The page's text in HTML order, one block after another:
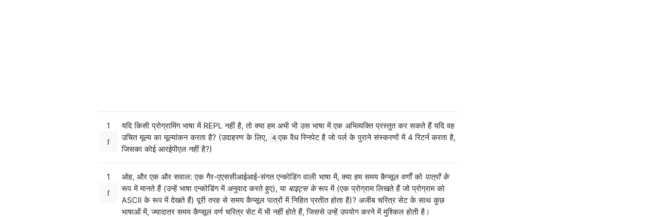
1
यदि किसी प्रोग्रामिंग भाषा में REPL नहीं है, तो क्या हम अभी भी उस भाषा में एक अभिव्यक्ति प्रस्तुत कर सकते हैं यदि वह
उचित मूल्य का मूल्यांकन करता है? (उदाहरण के लिए,
4 एक वैध स्निपेट है जो पर्ल के पुराने संस्करणों में 4 रिटर्न करता है,
जिसका कोई आरईपीएल नहीं है?)
1 ओह, और एक और सवाल: एक गैर-एएससीआईआई-संगत एन्कोडिंग वाली भाषा में, क्या हम समय कैप्सूल वर्णों को पात्रों के
रूप में मानते हैं (उन्हें भाषा एन्कोडिंग में अनुवाद करते हुए), या बाइट्स केरूप में (एक प्रोग्राम लिखते हैं जो प्रोग्राम को
ASCII के रूप में देखते हैं) पूरी तरह से समय कैप्सूल पात्रों में निहित प्रतीत होता है)? अजीब चरित्र सेट के साथ कुछ
भाषाओं में, ज्यादातर समय कैप्सूल वर्ण चरित्र सेट में भी नहीं होते हैं, जिससे उन्हें उपयोग करने में मुश्किल होती है।